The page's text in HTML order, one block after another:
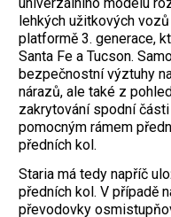
lehkých užitkových
platformě 3. generace,
Santa Fe a Tucson.
bezpečnostní výztuhy
nárazů, ale také z
zakrytování spodní
pomocným rámem
předních kol.
Staria má tedy napříč
předních kol. V případě
převodovky